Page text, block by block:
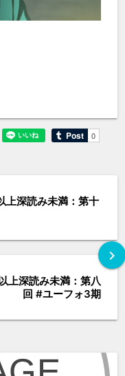
上深読み未満：第十
chevron_right
上深読み未満：第八
回 #ユーフォ3期